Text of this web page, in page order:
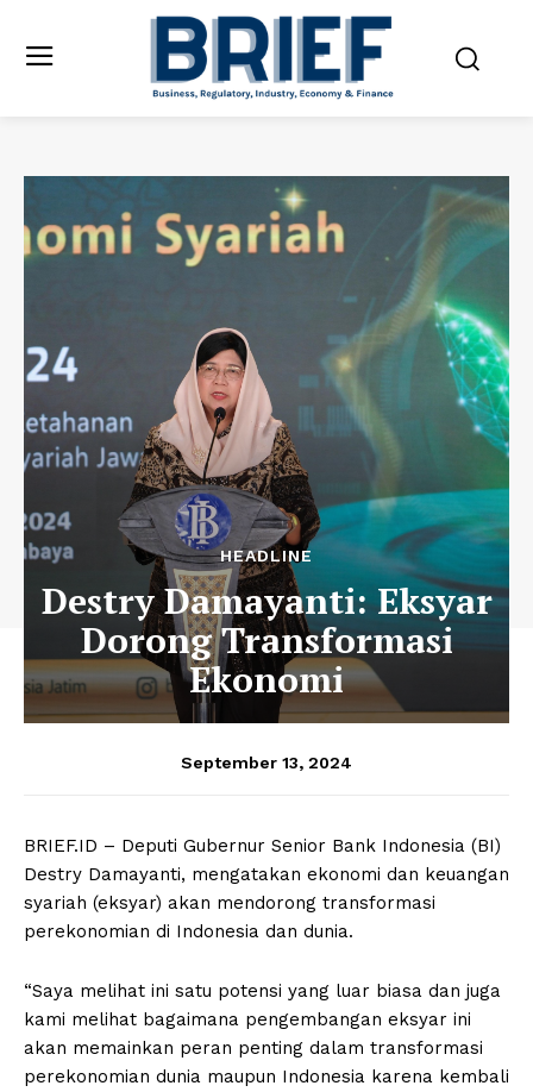
HEADLINE
Destry Damayanti: Eksyar
Dorong Transformasi
Ekonomi
September 13, 2024
BRIEF.ID – Deputi Gubernur Senior Bank Indonesia (BI)
Destry Damayanti, mengatakan ekonomi dan keuangan
syariah (eksyar) akan mendorong transformasi
perekonomian di Indonesia dan dunia.
“Saya melihat ini satu potensi yang luar biasa dan juga
kami melihat bagaimana pengembangan eksyar ini
akan memainkan peran penting dalam transformasi
perekonomian dunia maupun Indonesia karena kembali